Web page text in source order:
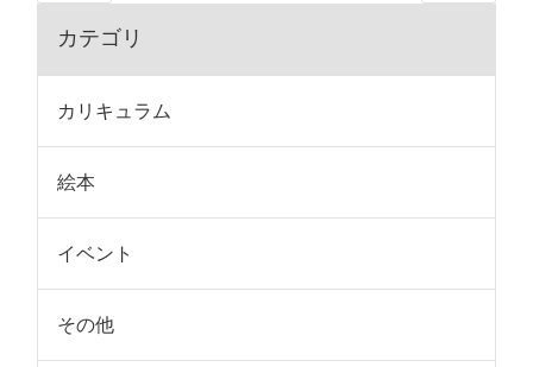
カテゴリ
カリキュラム
絵本
イベント
その他